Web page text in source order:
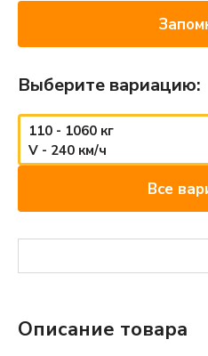
Выберите вариацию:
110 - 1060 кг
V - 240 км/ч
Все
Описание товара